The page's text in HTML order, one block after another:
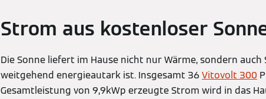
Strom aus kostenloser
Die Sonne liefert im Hause nicht nur Wärme, sondern
weitgehend energieautark ist. Insgesamt 36 Vitovolt 300
Gesamtleistung von 9,9kWp erzeugte Strom wird in das